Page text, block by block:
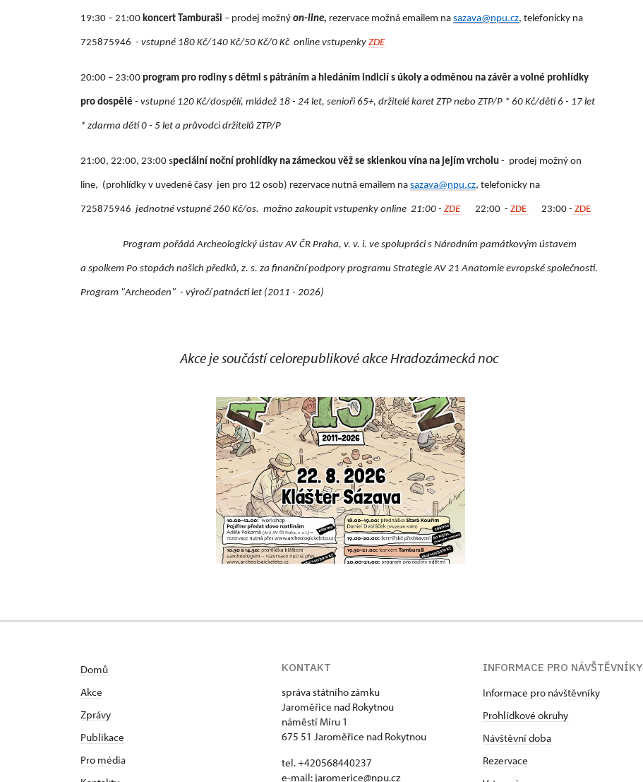
19:30 – 21:00 koncert Tamburaši – prodej možný on-line, rezervace možná emailem na sazava@npu.cz, telefonicky na
725875946 - vstupné 180 Kč/140 Kč/50 Kč/0 Kč online vstupenky ZDE
20:00 – 23:00 program pro rodiny s dětmi s pátráním a hledáním indicií s úkoly a odměnou na závěr a volné prohlídky
pro dospělé - vstupné 120 Kč/dospělí, mládež 18 - 24 let, senioři 65+, držitelé karet ZTP nebo ZTP/P * 60 Kč/děti 6 - 17 let
* zdarma děti 0 - 5 let a průvodci držitelů ZTP/P
21:00, 22:00, 23:00 speciální noční prohlídky na zámeckou věž se sklenkou vína na jejím vrcholu - prodej možný on
line, (prohlídky v uvedené časy jen pro 12 osob) rezervace nutná emailem na sazava@npu.cz, telefonicky na
725875946 jednotné vstupné 260 Kč/os. možno zakoupit vstupenky online 21:00 - ZDE 22:00 - ZDE 23:00 - ZDE
Program pořádá Archeologický ústav AV ČR Praha, v. v. i. ve spolupráci s Národním památkovým ústavem
a spolkem Po stopách našich předků, z. s. za finanční podpory programu Strategie AV 21 Anatomie evropské společnosti.
Program "Archeoden" - výročí patnácti let (2011 - 2026)
Akce je součástí celorepublikové akce Hradozámecká noc
Domů
Akce
Zprávy
Publikace
Pro média
KONTAKT
správa státního zámku
Jaroměřice nad Rokytnou
náměstí Míru 1
675 51 Jaroměřice nad Rokytnou
tel. +420568440237
e-mail: jaromerice@npu.cz
INFORMACE PRO NÁVŠTĚVNÍKY
Informace pro návštěvníky
Prohlídkové okruhy
Návštěvní doba
Rezervace